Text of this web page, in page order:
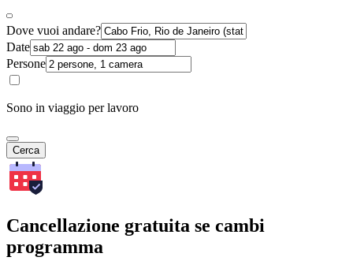
Dove vuoi andare?
Date
Persone
Sono in viaggio per lavoro
Cerca
Cancellazione gratuita se cambi
programma